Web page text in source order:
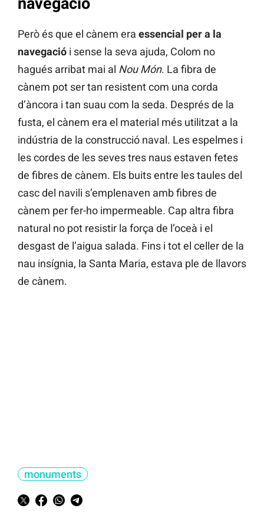
Però és que el cànem era essencial per a la
navegació i sense la seva ajuda, Colom no
hagués arribat mai al Nou Món. La fibra de
cànem pot ser tan resistent com una corda
d’àncora i tan suau com la seda. Després de la
fusta, el cànem era el material més utilitzat a la
indústria de la construcció naval. Les espelmes i
les cordes de les seves tres naus estaven fetes
de fibres de cànem. Els buits entre les taules del
casc del navili s’emplenaven amb fibres de
cànem per fer-ho impermeable. Cap altra fibra
natural no pot resistir la força de l’oceà i el
desgast de l’aigua salada. Fins i tot el celler de la
nau insígnia, la Santa Maria, estava ple de llavors
de cànem.
monuments